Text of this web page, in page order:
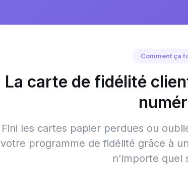
Comment ça
La carte de fidélité
Fini les cartes papier perdues ou
votre programme de fidélité grâce à
n'importe quel